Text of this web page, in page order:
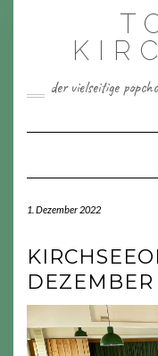
der vielseitige
1. Dezember 2022
DEZEMBER